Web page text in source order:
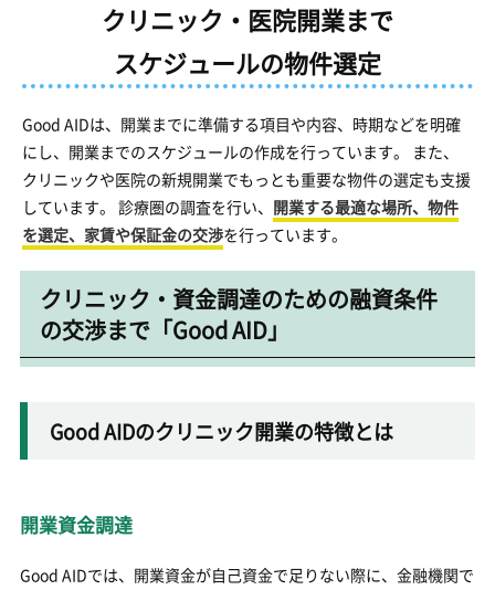
クリニック・医院開業まで
スケジュールの物件選定
Good AIDは、開業までに準備する項目や内容、時期などを明確
にし、開業までのスケジュールの作成を行っています。 また、
クリニックや医院の新規開業でもっとも重要な物件の選定も支援
しています。 診療圏の調査を行い、 開業する最適な場所、物件
を選定、家賃や保証金の交渉を行っています。
クリニック・資金調達のための融資条件
の交渉まで「Good AID」
Good AIDのクリニック開業の特徴とは
開業資金調達
Good AIDでは、開業資金が自己資金で足りない際に、金融機関で